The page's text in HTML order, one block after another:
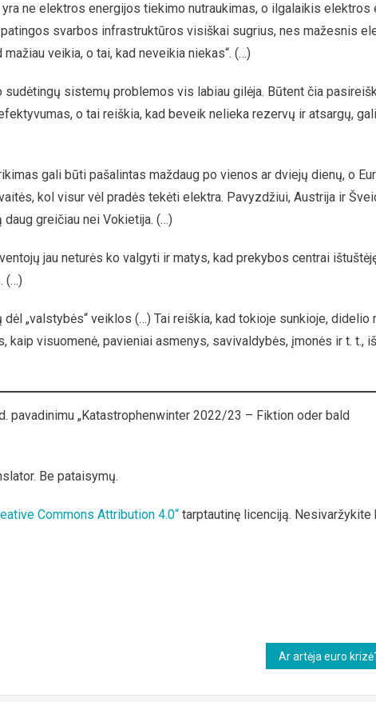
ne elektros energijos tiekimo nutraukimas, o ilgalaikis elektros
svarbos infrastruktūros visiškai sugrius, nes mažesnis
veikia, o tai, kad neveikia niekas“. (…)
sistemų problemos vis labiau gilėja. Būtent čia
o tai reiškia, kad beveik nelieka rezervų ir atsargų,
gali būti pašalintas maždaug po vienos ar dviejų dienų, o
kol visur vėl pradės tekėti elektra. Pavyzdžiui, Austrija ir
greičiau nei Vokietija. (…)
jau neturės ko valgyti ir matys, kad prekybos centrai
(…)
„valstybės“ veiklos (…) Tai reiškia, kad tokioje sunkioje, didelio
kaip visuomenė, pavieniai asmenys, savivaldybės, įmonės ir t. t.,
pavadinimu „Katastrophenwinter 2022/23 – Fiktion oder bald
Be pataisymų.
Commons Attribution 4.0“ tarptautinę licenciją. Nesivaržykite